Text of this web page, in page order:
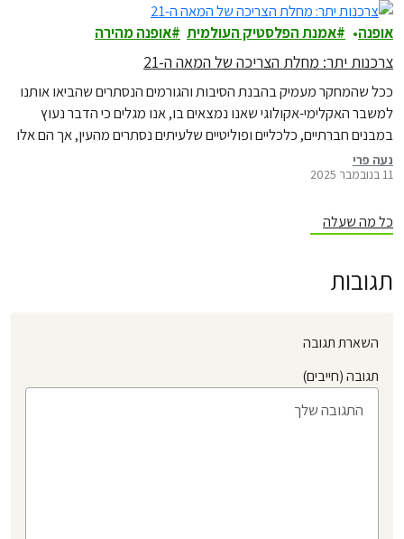
אופנה אמנת הפלסטיק העולמית אופנה מהירה
צרכנות יתר: מחלת הצריכה של המאה ה-21
ככל שהמחקר מעמיק בהבנת הסיבות והגורמים הנסתרים שהביאו אותנו
למשבר האקלימי-אקולוגי שאנו נמצאים בו, אנו מגלים כי הדבר נעוץ
במבנים חברתיים, כלכליים ופוליטיים שלעיתים נסתרים מהעין, אך הם אלו
שיוצרים את התשתית לזיהום, להרס המערכות אקולוגיות ולמשבר
האקלים.
נעה פרי
11 בנובמבר 2025
כל מה שעלה
תגובות
השארת תגובה
תגובה (חייבים)